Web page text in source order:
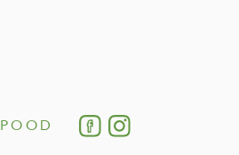
POOD